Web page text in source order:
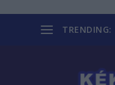
TRENDING: